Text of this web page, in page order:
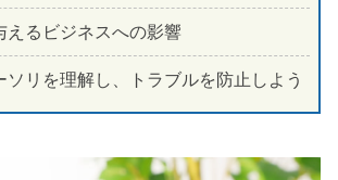
えるビジネスへの影響
ソリを理解し、トラブルを防止しよう